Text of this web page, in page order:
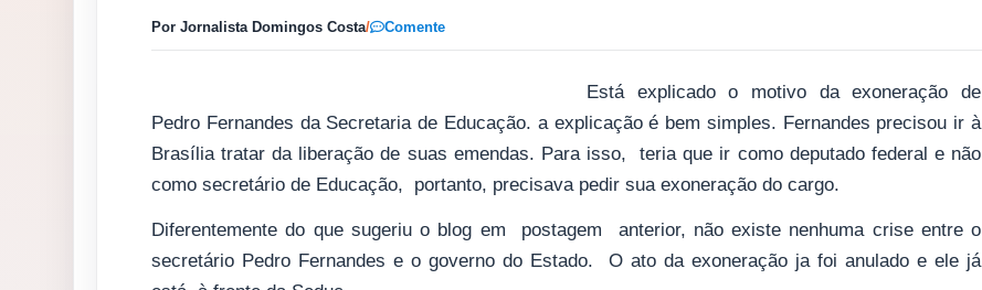
Por Jornalista Domingos Costa/ Comente
Está explicado o motivo da exoneração de
Pedro Fernandes da Secretaria de Educação. a explicação é bem simples. Fernandes precisou ir à
Brasília tratar da liberação de suas emendas. Para isso, teria que ir como deputado federal e não
como secretário de Educação, portanto, precisava pedir sua exoneração do cargo.
Diferentemente do que sugeriu o blog em postagem anterior, não existe nenhuma crise entre o
secretário Pedro Fernandes e o governo do Estado. O ato da exoneração ja foi anulado e ele já